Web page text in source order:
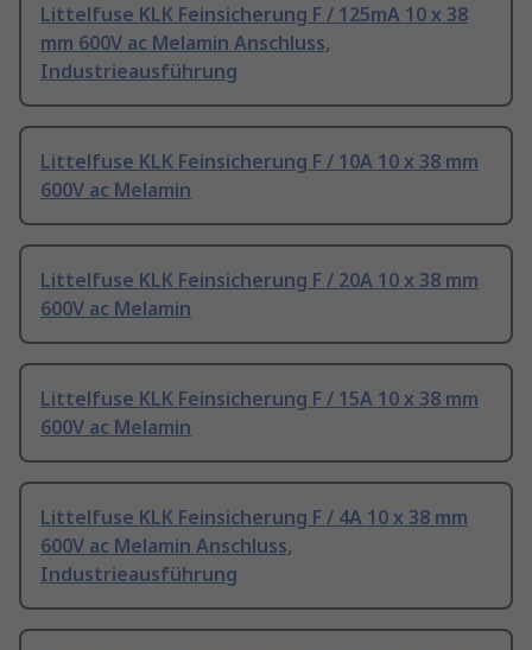
Littelfuse KLK Feinsicherung F / 125mA 10 x 38
mm 600V ac Melamin Anschluss,
Industrieausführung
Littelfuse KLK Feinsicherung F / 10A 10 x 38 mm
600V ac Melamin
Littelfuse KLK Feinsicherung F / 20A 10 x 38 mm
600V ac Melamin
Littelfuse KLK Feinsicherung F / 15A 10 x 38 mm
600V ac Melamin
Littelfuse KLK Feinsicherung F / 4A 10 x 38 mm
600V ac Melamin Anschluss,
Industrieausführung